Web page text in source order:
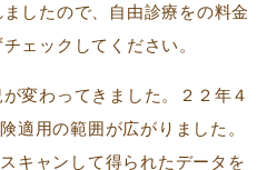
したので、自由診療をの料金
ェックしてください。
変わってきました。２２年４
適用の範囲が広がりました。
キャンして得られたデータを